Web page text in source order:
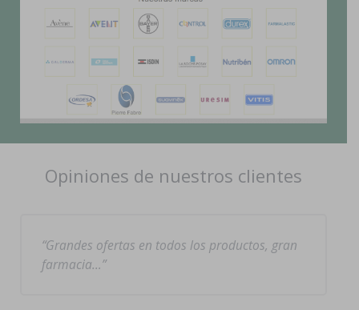
Opiniones de nuestros clientes
Grandes ofertas en todos los productos, gran
farmacia…